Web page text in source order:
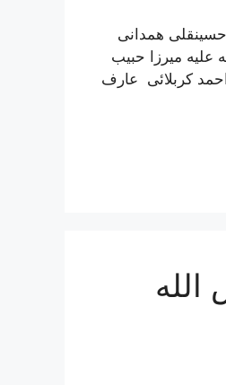
همدانی
ميرزا حبيب
کربلائی عارف